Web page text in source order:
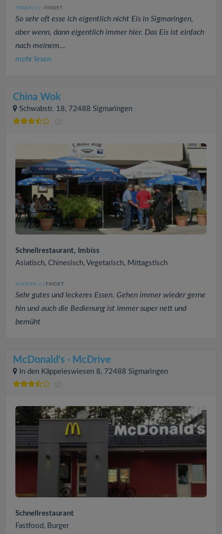
TRIBUN (72 ) FINDET:
So sehr oft esse ich eigentlich nicht Eis in Sigmaringen,
aber wenn, dann eigentlich immer hier. Das Eis ist einfach
nach meinem...
mehr lesen
China Wok
Schwabstr. 18, 72488 Sigmaringen
(2)
Schnellrestaurant, Imbiss
Asiatisch, Chinesisch, Vegetarisch, Mittagstisch
KOOOPA (1 ) FINDET:
Sehr gutes und leckeres Essen. Gehen immer wieder gerne
hin und auch die Bedienung ist immer super nett und
bemüht
McDonald's · McDrive
In den Käppeleswiesen 8, 72488 Sigmaringen
(2)
Schnellrestaurant
Fastfood, Burger